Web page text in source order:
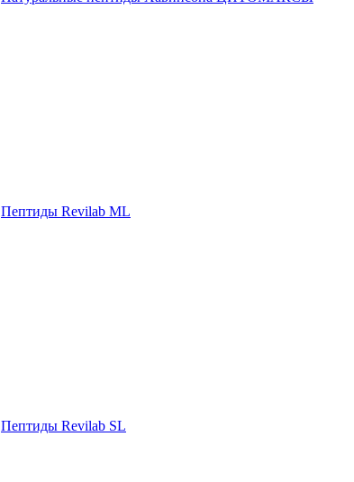
Пептиды Revilab ML
Пептиды Revilab SL